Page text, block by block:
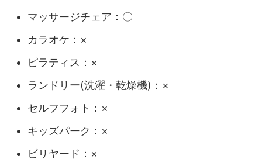
マッサージチェア：〇
カラオケ：×
ピラティス：×
ランドリー(洗濯・乾燥機)：×
セルフフォト：×
キッズパーク：×
ビリヤード：×